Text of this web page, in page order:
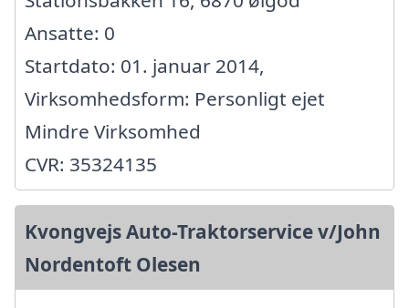
Ansatte: 0
Startdato: 01. januar 2014,
Virksomhedsform: Personligt ejet
Mindre Virksomhed
CVR: 35324135
Kvongvejs Auto-Traktorservice v/John
Nordentoft Olesen